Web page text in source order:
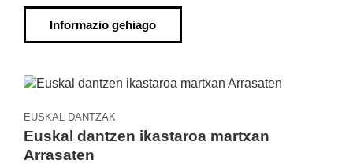
Informazio gehiago
EUSKAL DANTZAK
Euskal dantzen ikastaroa martxan
Arrasaten